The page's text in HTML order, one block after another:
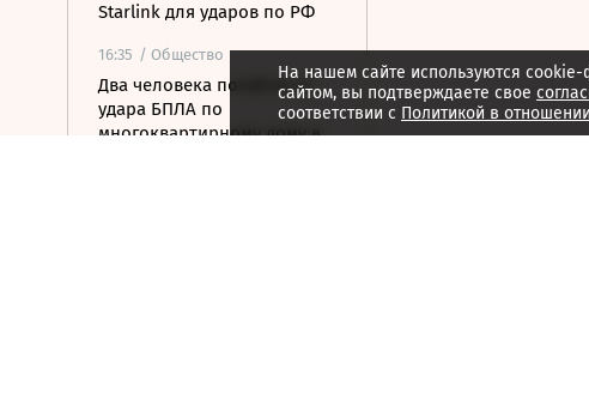
Starlink для ударов по РФ
16:35 / Общество
Два человека погибли от
удара БПЛА по
многоквартирному дому в
На нашем сайте используются
сайтом, вы подтверждаете свое
соответствии с Политикой в